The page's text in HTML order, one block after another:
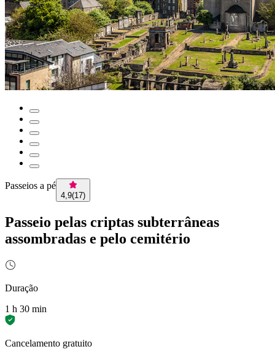
Passeios a pé
4,9(17)
Passeio pelas criptas subterrâneas
assombradas e pelo cemitério
Duração
1 h 30 min
Cancelamento gratuito